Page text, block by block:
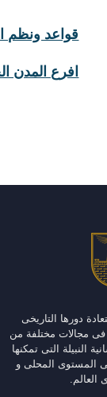
قواعد ونظم
افرع المدن
دورها التاريخى
مجالات مختلفة من
النبيلة التى تمكنها
المستوى المحلى و